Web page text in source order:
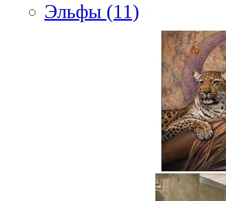
Эльфы (11)